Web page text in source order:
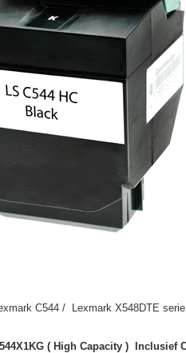
C544 / Lexmark X548DTE
( High Capacity ) Inclusief